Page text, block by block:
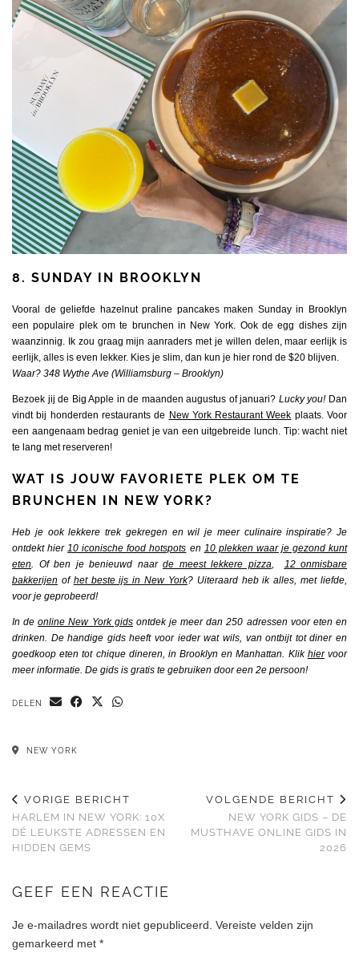
8. SUNDAY IN BROOKLYN
Vooral de geliefde hazelnut praline pancakes maken Sunday in Brooklyn
een populaire plek om te brunchen in New York. Ook de egg dishes zijn
waanzinnig. Ik zou graag mijn aanraders met je willen delen, maar eerlijk is
eerlijk, alles is even lekker. Kies je slim, dan kun je hier rond de $20 blijven.
Waar? 348 Wythe Ave (Williamsburg – Brooklyn)
Bezoek jij de Big Apple in de maanden augustus of januari? Lucky you!Dan
vindt bij honderden restaurants de New York Restaurant Week plaats. Voor
een aangenaam bedrag geniet je van een uitgebreide lunch. Tip: wacht niet
te lang met reserveren!
WAT IS JOUW FAVORIETE PLEK OM TE
BRUNCHEN IN NEW YORK?
Heb je ook lekkere trek gekregen en wil je meer culinaire inspiratie? Je
ontdekt hier10 iconische food hotspots en 10 plekken waar je gezond kunt
eten. Of ben je benieuwd naar de meest lekkere pizza, 12 onmisbare
bakkerijen of het beste ijs in New York?Uiteraard heb ik alles, met liefde,
voor je geprobeerd!
In deonline New York gidsontdek je meer dan 250 adressen voor eten en
drinken. De handige gids heeft voor ieder wat wils, van ontbijt tot diner en
goedkoop eten tot chique dineren, in Brooklyn en Manhattan. Klik hiervoor
meer informatie. De gids is gratis te gebruiken door een 2e persoon!
DELEN
NEW YORK
VORIGE BERICHT
HARLEM IN NEW YORK: 10X
DÉ LEUKSTE ADRESSEN EN
HIDDEN GEMS
VOLGENDE BERICHT
NEW YORK GIDS – DE
MUSTHAVE ONLINE GIDS IN
2026
GEEF EEN REACTIE
Je e-mailadres wordt niet gepubliceerd. Vereiste velden zijn
gemarkeerd met *